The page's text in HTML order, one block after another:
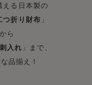
える日本製の
つ折り財布 」
ら
入れ 」まで、
品揃え！